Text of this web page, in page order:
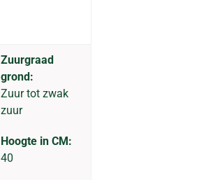
Zuurgraad
grond:
Zuur tot zwak
zuur
Hoogte in CM:
40